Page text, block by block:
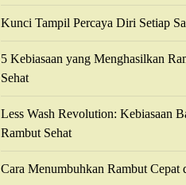
Kunci Tampil Percaya Diri Setiap
5 Kebiasaan yang Menghasilkan
Sehat
Less Wash Revolution: Kebiasaan
Rambut Sehat
Cara Menumbuhkan Rambut Cepat